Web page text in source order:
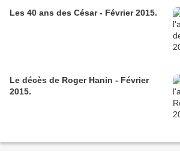
Les 40 ans des César - Février 2015.
Le décès de Roger Hanin - Février
2015.